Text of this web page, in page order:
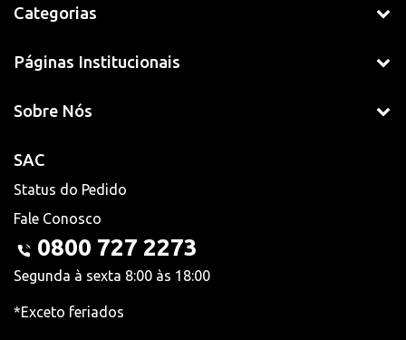
Categorias
Páginas Institucionais
Sobre Nós
SAC
Status do Pedido
Fale Conosco
0800 727 2273
Segunda à sexta 8:00 às 18:00
*Exceto feriados